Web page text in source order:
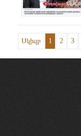
Սկիզբ 1 2 3